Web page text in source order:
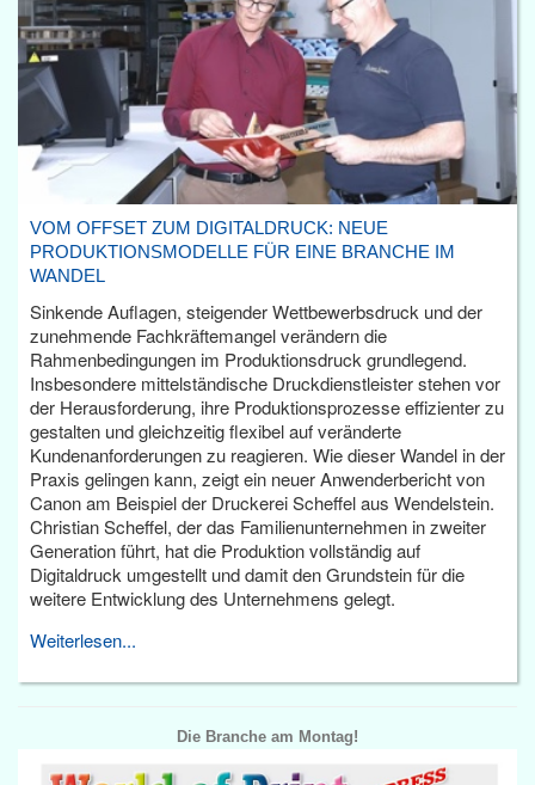
VOM OFFSET ZUM DIGITALDRUCK: NEUE
PRODUKTIONSMODELLE FÜR EINE BRANCHE IM
WANDEL
Sinkende Auflagen, steigender Wettbewerbsdruck und der
zunehmende Fachkräftemangel verändern die
Rahmenbedingungen im Produktionsdruck grundlegend.
Insbesondere mittelständische Druckdienstleister stehen vor
der Herausforderung, ihre Produktionsprozesse effizienter zu
gestalten und gleichzeitig flexibel auf veränderte
Kundenanforderungen zu reagieren. Wie dieser Wandel in der
Praxis gelingen kann, zeigt ein neuer Anwenderbericht von
Canon am Beispiel der Druckerei Scheffel aus Wendelstein.
Christian Scheffel, der das Familienunternehmen in zweiter
Generation führt, hat die Produktion vollständig auf
Digitaldruck umgestellt und damit den Grundstein für die
weitere Entwicklung des Unternehmens gelegt.
Weiterlesen...
Die Branche am Montag!